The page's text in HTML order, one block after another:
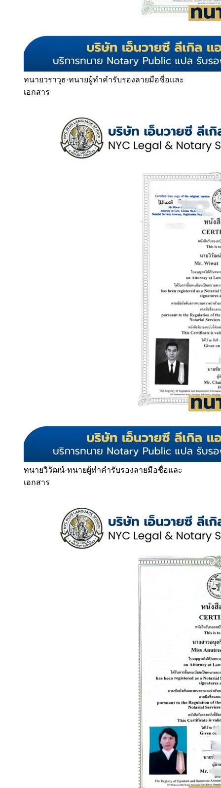
ทนายวราวุธ·ทนายผู้ทำคำรับรองลายมือชื่อและ
เอกสาร
ทนายวิวัฒน์·ทนายผู้ทำคำรับรองลายมือชื่อและ
เอกสาร